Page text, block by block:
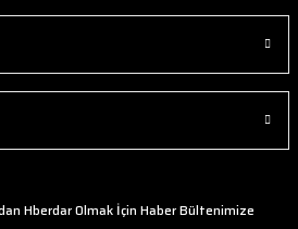
Hberdar Olmak İçin Haber Bültenimize